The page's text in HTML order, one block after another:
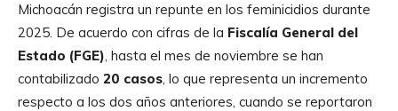
Michoacán registra un repunte en los feminicidios durante
2025. De acuerdo con cifras de la Fiscalía General del
Estado (FGE), hasta el mes de noviembre se han
contabilizado 20 casos, lo que representa un incremento
respecto a los dos años anteriores, cuando se reportaron